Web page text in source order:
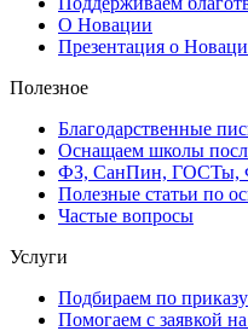
О Новации
Презентация о
Полезное
Благодарственные
Оснащаем школы
ФЗ, СанПин, ГОСТы,
Полезные статьи по
Частые вопросы
Услуги
Подбираем по приказу
Помогаем с заявкой